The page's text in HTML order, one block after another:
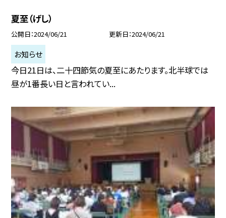
夏至（げし）
公開日 2024/06/21 更新日 2024/06/21
お知らせ
今日21日は、二十四節気の夏至にあたります。北半球では
昼が1番長い日と言われてい...